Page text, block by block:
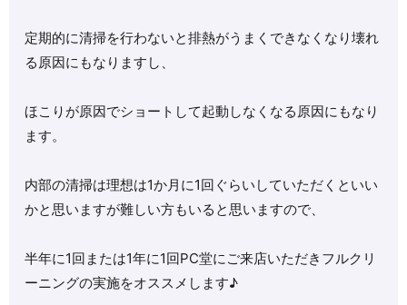
定期的に清掃を行わないと排熱がうまくできなくなり壊れ
る原因にもなりますし、
ほこりが原因でショートして起動しなくなる原因にもなり
ます。
内部の清掃は理想は1か月に1回ぐらいしていただくといい
かと思いますが難しい方もいると思いますので、
半年に1回または1年に1回PC堂にご来店いただきフルクリ
ーニングの実施をオススメします♪